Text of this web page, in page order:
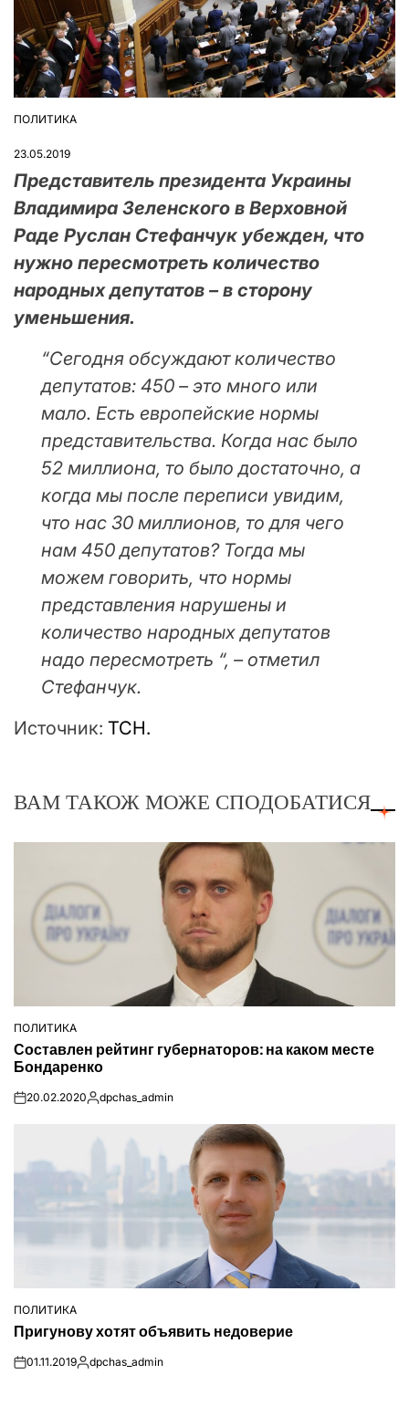
ОПУБЛІКУВАТИ
ПОЛИТИКА
23.05.2019
Представитель президента Украины
Владимира Зеленского в Верховной
Раде Руслан Стефанчук убежден, что
нужно пересмотреть количество
народных депутатов – в сторону
уменьшения.
“Сегодня обсуждают количество
депутатов: 450 – это много или
мало. Есть европейские нормы
представительства. Когда нас было
52 миллиона, то было достаточно, а
когда мы после переписи увидим,
что нас 30 миллионов, то для чего
нам 450 депутатов? Тогда мы
можем говорить, что нормы
представления нарушены и
количество народных депутатов
надо пересмотреть “, – отметил
Стефанчук.
Источник: ТСН.
ВАМ ТАКОЖ МОЖЕ СПОДОБАТИСЯ
ОПУБЛІКУВАТИ
У
ПОЛИТИКА
Составлен рейтинг губернаторов: на каком месте
Бондаренко
on20.02.2020Опубліковано
dpchas_admin
ОПУБЛІКУВАТИ
ПОЛИТИКА
Пригунову хотят объявить недоверие
on01.11.2019Опубліковано
dpchas_admin